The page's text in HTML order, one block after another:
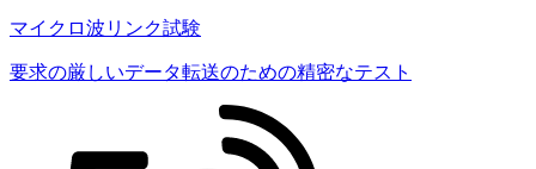
マイクロ波リンク試験
要求の厳しいデータ転送のための精密なテスト